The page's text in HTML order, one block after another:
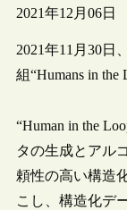
2021年12月06日
2021年11月30日
組“Humans in
“Human in the
タの生成とアル
頼性の高い構造
こし、構造化デ